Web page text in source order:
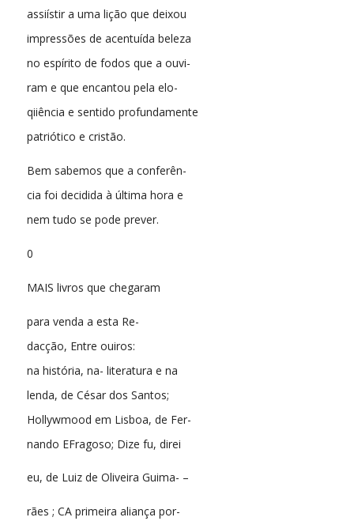
assiístir a uma lição que deixou
impressões de acentuída beleza
no espírito de fodos que a ouvi-
ram e que encantou pela elo-
qiiência e sentido profundamente
patriótico e cristão.
Bem sabemos que a conferên-
cia foi decidida à última hora e
nem tudo se pode prever.
0
MAIS livros que chegaram
para venda a esta Re-
dacção, Entre ouiros:
na história, na- literatura e na
lenda, de César dos Santos;
Hollywmood em Lisboa, de Fer-
nando EFragoso; Dize fu, direi
eu, de Luiz de Oliveira Guima- –
rães ; CA primeira aliança por-